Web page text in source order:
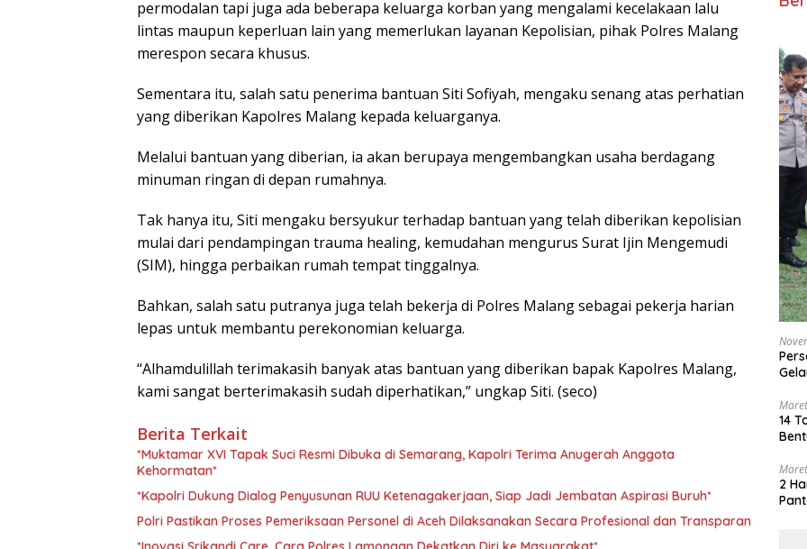
permodalan tapi juga ada beberapa keluarga korban yang mengalami kecelakaan lalu
lintas maupun keperluan lain yang memerlukan layanan Kepolisian, pihak Polres Malang
merespon secara khusus.
Sementara itu, salah satu penerima bantuan Siti Sofiyah, mengaku senang atas perhatian
yang diberikan Kapolres Malang kepada keluarganya.
Melalui bantuan yang diberian, ia akan berupaya mengembangkan usaha berdagang
minuman ringan di depan rumahnya.
Tak hanya itu, Siti mengaku bersyukur terhadap bantuan yang telah diberikan kepolisian
mulai dari pendampingan trauma healing, kemudahan mengurus Surat Ijin Mengemudi
(SIM), hingga perbaikan rumah tempat tinggalnya.
Bahkan, salah satu putranya juga telah bekerja di Polres Malang sebagai pekerja harian
lepas untuk membantu perekonomian keluarga.
“Alhamdulillah terimakasih banyak atas bantuan yang diberikan bapak Kapolres Malang,
kami sangat berterimakasih sudah diperhatikan,” ungkap Siti. (seco)
Berita Terkait
*Muktamar XVI Tapak Suci Resmi Dibuka di Semarang, Kapolri Terima Anugerah Anggota
Kehormatan*
*Kapolri Dukung Dialog Penyusunan RUU Ketenagakerjaan, Siap Jadi Jembatan Aspirasi Buruh*
Polri Pastikan Proses Pemeriksaan Personel di Aceh Dilaksanakan Secara Profesional dan Transparan
14
2